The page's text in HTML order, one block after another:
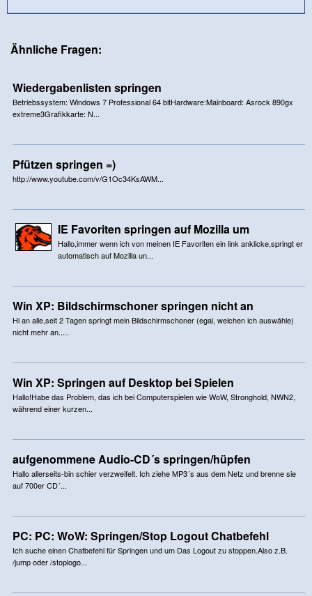
Ähnliche Fragen:
Wiedergabenlisten springen
Betriebssystem: Windows 7 Professional 64 bitHardware:Mainboard: Asrock 890gx
extreme3Grafikkarte: N...
Pfützen springen =)
http://www.youtube.com/v/G1Oc34KsAWM...
IE Favoriten springen auf Mozilla um
Hallo,immer wenn ich von meinen IE Favoriten ein link anklicke,springt er
automatisch auf Mozilla un...
Win XP: Bildschirmschoner springen nicht an
Hi an alle,seit 2 Tagen springt mein Bildschirmschoner (egal, welchen ich auswähle)
nicht mehr an.....
Win XP: Springen auf Desktop bei Spielen
Hallo!Habe das Problem, das ich bei Computerspielen wie WoW, Stronghold, NWN2,
während einer kurzen...
aufgenommene Audio-CD´s springen/hüpfen
Hallo allerseits-bin schier verzweifelt. Ich ziehe MP3´s aus dem Netz und brenne sie
auf 700er CD´...
PC: PC: WoW: Springen/Stop Logout Chatbefehl
Ich suche einen Chatbefehl für Springen und um Das Logout zu stoppen.Also z.B.
/jump oder /stoplogo...